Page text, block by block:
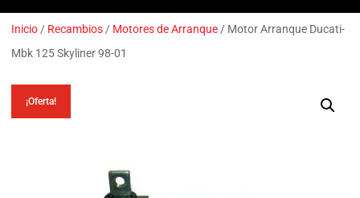
Inicio / Recambios / Motores de Arranque / Motor Arranque Ducati-
Mbk 125 Skyliner 98-01
¡Oferta!